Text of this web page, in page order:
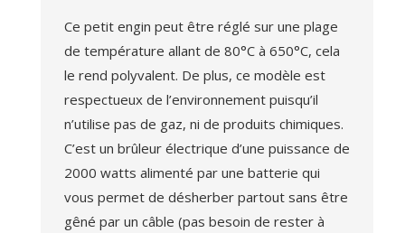
Ce petit engin peut être réglé sur une plage
de température allant de 80°C à 650°C, cela
le rend polyvalent. De plus, ce modèle est
respectueux de l’environnement puisqu’il
n’utilise pas de gaz, ni de produits chimiques.
C’est un brûleur électrique d’une puissance de
2000 watts alimenté par une batterie qui
vous permet de désherber partout sans être
gêné par un câble (pas besoin de rester à